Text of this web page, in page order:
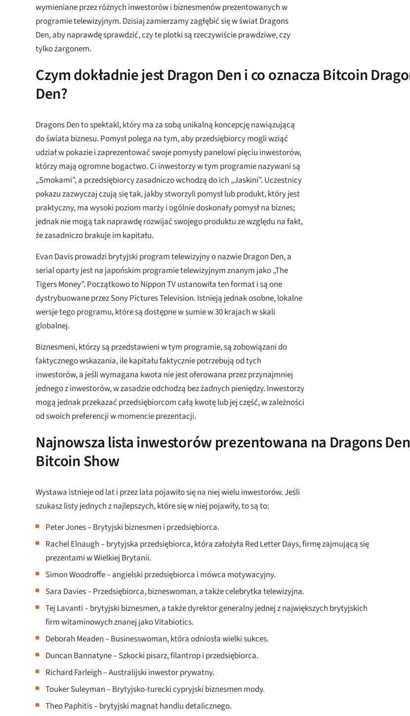
wymieniane przez różnych inwestorów i biznesmenów prezentowanych w
programie telewizyjnym. Dzisiaj zamierzamy zagłębić się w świat Dragons
Den, aby naprawdę sprawdzić, czy te plotki są rzeczywiście prawdziwe, czy
tylko żargonem.
Czym dokładnie jest Dragon Den i co oznacza Bitcoin
Den?
Dragons Den to spektakl, który ma za sobą unikalną koncepcję nawiązującą
do świata biznesu. Pomysł polega na tym, aby przedsiębiorcy mogli wziąć
udział w pokazie i zaprezentować swoje pomysły panelowi pięciu inwestorów,
którzy mają ogromne bogactwo. Ci inwestorzy w tym programie nazywani są
„Smokami”, a przedsiębiorcy zasadniczo wchodzą do ich „Jaskini”. Uczestnicy
pokazu zazwyczaj czują się tak, jakby stworzyli pomysł lub produkt, który jest
praktyczny, ma wysoki poziom marży i ogólnie doskonały pomysł na biznes;
jednak nie mogą tak naprawdę rozwijać swojego produktu ze względu na fakt,
że zasadniczo brakuje im kapitału.
Evan Davis prowadzi brytyjski program telewizyjny o nazwie Dragon Den, a
serial oparty jest na japońskim programie telewizyjnym znanym jako „The
Tigers Money”. Początkowo to Nippon TV ustanowiła ten format i są one
dystrybuowane przez Sony Pictures Television. Istnieją jednak osobne, lokalne
wersje tego programu, które są dostępne w sumie w 30 krajach w skali
globalnej.
Biznesmeni, którzy są przedstawieni w tym programie, są zobowiązani do
faktycznego wskazania, ile kapitału faktycznie potrzebują od tych
inwestorów, a jeśli wymagana kwota nie jest oferowana przez przynajmniej
jednego z inwestorów, w zasadzie odchodzą bez żadnych pieniędzy. Inwestorzy
mogą jednak przekazać przedsiębiorcom całą kwotę lub jej część, w zależności
od swoich preferencji w momencie prezentacji.
Najnowsza lista inwestorów prezentowana na Dragons Den
Bitcoin Show
Wystawa istnieje od lat i przez lata pojawiło się na niej wielu inwestorów. Jeśli
szukasz listy jednych z najlepszych, które się w niej pojawiły, to są to:
Peter Jones – Brytyjski biznesmen i przedsiębiorca.
Rachel Elnaugh – brytyjska przedsiębiorca, która założyła Red Letter Days, firmę zajmującą się
prezentami w Wielkiej Brytanii.
Simon Woodroffe – angielski przedsiębiorca i mówca motywacyjny.
Sara Davies – Przedsiębiorca, bizneswoman, a także celebrytka telewizyjna.
Tej Lavanti – brytyjski biznesmen, a także dyrektor generalny jednej z największych brytyjskich
firm witaminowych znanej jako Vitabiotics.
Deborah Meaden – Businesswoman, która odniosła wielki sukces.
Duncan Bannatyne – Szkocki pisarz, filantrop i przedsiębiorca.
Richard Farleigh – Australijski inwestor prywatny.
Touker Suleyman – Brytyjsko-turecki cypryjski biznesmen mody.
Theo Paphitis – brytyjski magnat handlu detalicznego.